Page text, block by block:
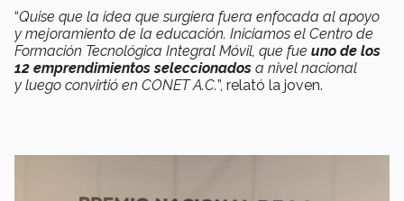
“Quise que la idea que surgiera fuera enfocada al apoyo
y mejoramiento de la educación. Iniciamos el Centro de
Formación Tecnológica Integral Móvil, que fue uno de los
12 emprendimientos seleccionados a nivel nacional
y luego convirtió en CONET A.C.”, relató la joven.